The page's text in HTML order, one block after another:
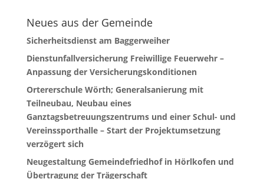
Neues aus der Gemeinde
Sicherheitsdienst am Baggerweiher
Dienstunfallversicherung Freiwillige Feuerwehr –
Anpassung der Versicherungskonditionen
Ortererschule Wörth; Generalsanierung mit
Teilneubau, Neubau eines
Ganztagsbetreuungszentrums und einer Schul- und
Vereinssporthalle – Start der Projektumsetzung
verzögert sich
Neugestaltung Gemeindefriedhof in Hörlkofen und
Übertragung der Trägerschaft